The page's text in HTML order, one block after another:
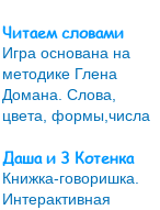
Читаем словами
Игра основана на
методике Глена
Домана. Слова,
цвета, формы,числа
Даша и 3 Котенка
Книжка-говоришка.
Интерактивная